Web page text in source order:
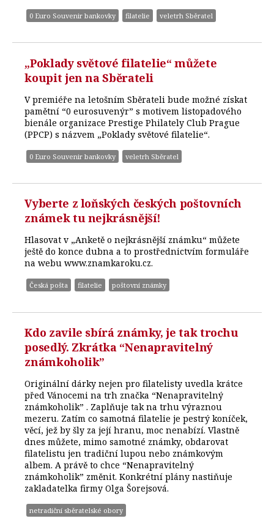
0 Euro Souvenir bankovky filatelie veletrh Sběratel
„Poklady světové filatelie“ můžete
koupit jen na Sběrateli
V premiéře na letošním Sběrateli bude možné získat
pamětní “0 eurosuvenýr” s motivem listopadového
bienále organizace Prestige Philately Club Prague
(PPCP) s názvem „Poklady světové filatelie“.
0 Euro Souvenir bankovky veletrh Sběratel
Vyberte z loňských českých poštovních
známek tu nejkrásnější!
Hlasovat v „Anketě o nejkrásnější známku“ můžete
ještě do konce dubna a to prostřednictvím formuláře
na webu www.znamkaroku.cz.
Česká pošta filatelie poštovní známky
Kdo zavile sbírá známky, je tak trochu
posedlý. Zkrátka “Nenapravitelný
známkoholik”
Originální dárky nejen pro filatelisty uvedla krátce
před Vánocemi na trh značka “Nenapravitelný
známkoholik” . Zaplňuje tak na trhu výraznou
mezeru. Zatím co samotná filatelie je pestrý koníček,
věcí, jež by šly za její hranu, moc nenabízí. Vlastně
dnes můžete, mimo samotné známky, obdarovat
filatelistu jen tradiční lupou nebo známkovým
albem. A právě to chce “Nenapravitelný
známkoholik” změnit. Konkrétní plány nastiňuje
zakladatelka firmy Olga Šorejsová.
netradiční sběratelské obory